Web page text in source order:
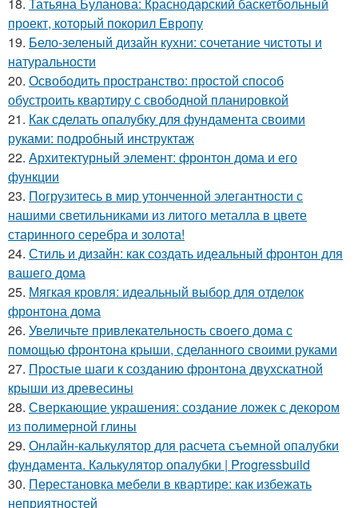
18. Татьяна Буланова: Краснодарский баскетбольный
проект, который покорил Европу
19. Бело-зеленый дизайн кухни: сочетание чистоты и
натуральности
20. Освободить пространство: простой способ
обустроить квартиру с свободной планировкой
21. Как сделать опалубку для фундамента своими
руками: подробный инструктаж
22. Архитектурный элемент: фронтон дома и его
функции
23. Погрузитесь в мир утонченной элегантности с
нашими светильниками из литого металла в цвете
старинного серебра и золота!
24. Стиль и дизайн: как создать идеальный фронтон для
вашего дома
25. Мягкая кровля: идеальный выбор для отделок
фронтона дома
26. Увеличьте привлекательность своего дома с
помощью фронтона крыши, сделанного своими руками
27. Простые шаги к созданию фронтона двухскатной
крыши из древесины
28. Сверкающие украшения: создание ложек с декором
из полимерной глины
29. Онлайн-калькулятор для расчета съемной опалубки
фундамента. Калькулятор опалубки | Progressbuild
30. Перестановка мебели в квартире: как избежать
неприятностей